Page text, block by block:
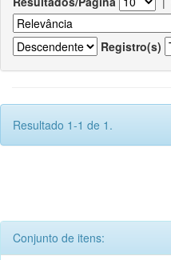
Registro(s)
Resultado 1-1 de 1.
Conjunto de itens: